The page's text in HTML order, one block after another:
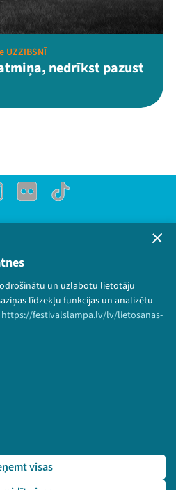
un uzlabotu lietotāju
līdzekļu funkcijas un analizētu
https://festivalslampa.lv/lv/lietosanas-
visas
UZZIBSNĪ
nedrīkst pazust
Flick TikTok
sīkdatņu politika
Visas tiesības